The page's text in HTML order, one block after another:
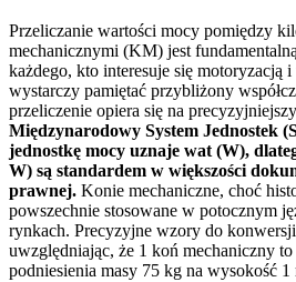
Przeliczanie wartości mocy pomiędzy
mechanicznymi (KM) jest
każdego, kto interesuje się motoryzacją
wystarczy pamiętać przybliżony
przeliczenie opiera się na
Międzynarodowy System Jednostek
jednostkę mocy uznaje wat (W),
W) są standardem w większości
prawnej. Konie mechaniczne, choć
powszechnie stosowane w potocznym
rynkach. Precyzyjne wzory do
uwzględniając, że 1 koń mechaniczny
podniesienia masy 75 kg na wysokość